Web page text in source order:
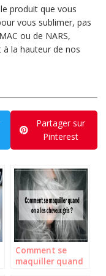
produit que vous
vous sublimer, pas
ou de NARS,
à la hauteur de nos
Partager sur
Pinterest
Comment se
maquiller quand